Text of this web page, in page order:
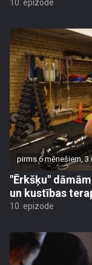
10. epizode
pirms 6 mēnešiem, 3
"Ērkšķu"
un kustības
10. epizode